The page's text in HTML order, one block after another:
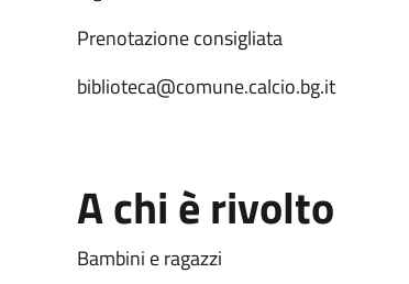
Prenotazione consigliata
biblioteca@comune.calcio.bg.it
A chi è rivolto
Bambini e ragazzi